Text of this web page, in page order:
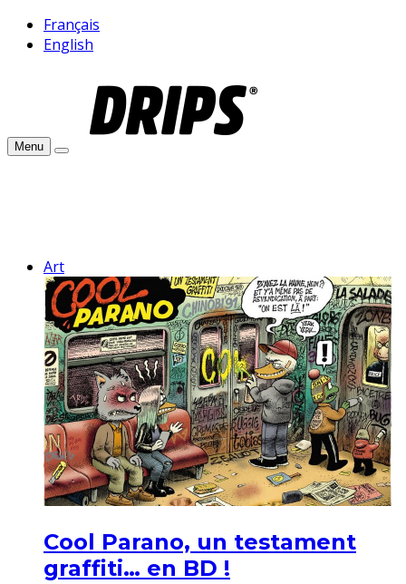
Français
English
Menu
Art
Cool Parano, un testament
graffiti… en BD !